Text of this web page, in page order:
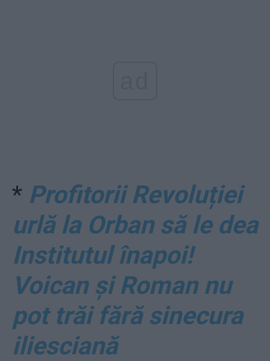
* Profitorii Revoluției
urlă la Orban să le dea
Institutul înapoi!
Voican și Roman nu
pot trăi fără sinecura
iliesciană